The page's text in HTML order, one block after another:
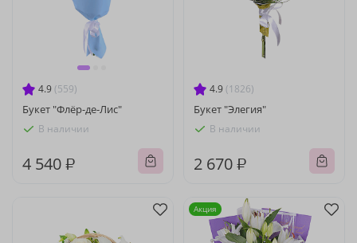
4.9 (559)
Букет "Флёр-де-Лис"
В наличии
4 540 ₽
4.9 (1826)
Букет "Элегия"
В наличии
2 670 ₽
Акция